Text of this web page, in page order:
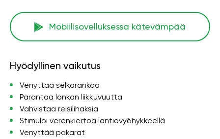
Mobiilisovelluksessa kätevämpää
Hyödyllinen vaikutus
Venyttää selkärankaa
Parantaa lonkan liikkuvuutta
Vahvistaa reisilihaksia
Stimuloi verenkiertoa lantiovyöhykkeellä
Venyttää pakarat